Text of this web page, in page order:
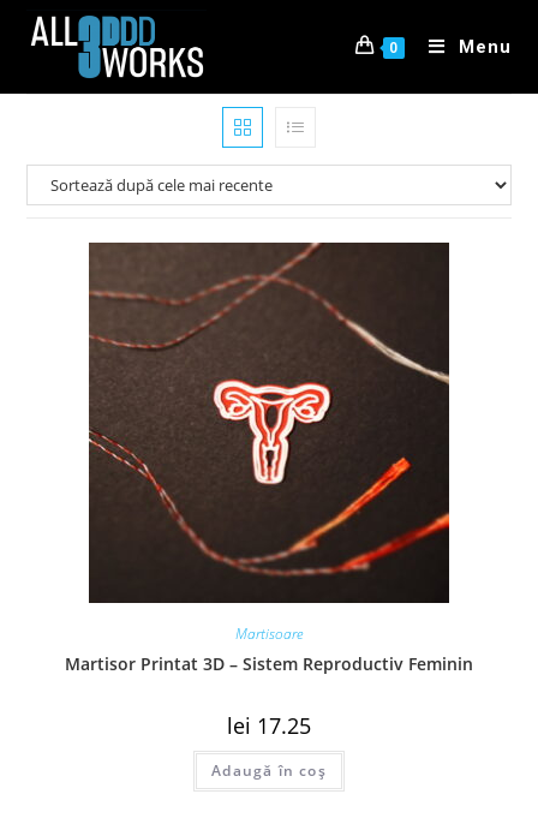
0 Menu
Martisoare
Martisor Printat 3D – Sistem Reproductiv Feminin
lei 17.25
Adaugă în coș